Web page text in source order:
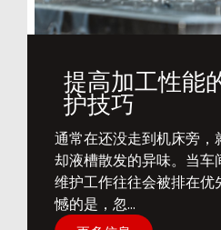
提高加工性能
护技巧
通常在还没走到机床旁，
却液槽散发的异味。当车
维护工作往往会被排在优
憾的是，忽...